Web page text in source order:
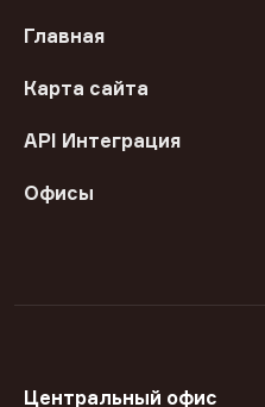
Главная
Карта сайта
API Интеграция
Офисы
Центральный офис